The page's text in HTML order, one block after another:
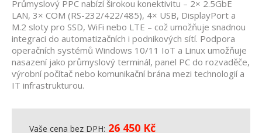
Průmyslový PPC nabízí širokou konektivitu – 2× 2.5GbE
LAN, 3× COM (RS-232/422/485), 4× USB, DisplayPort a
M.2 sloty pro SSD, WiFi nebo LTE – což umožňuje snadnou
integraci do automatizačních i podnikových sítí. Podpora
operačních systémů Windows 10/11 IoT a Linux umožňuje
nasazení jako průmyslový terminál, panel PC do rozvaděče,
výrobní počítač nebo komunikační brána mezi technologií a
IT infrastrukturou.
Vaše cena bez DPH 26 450 Kč